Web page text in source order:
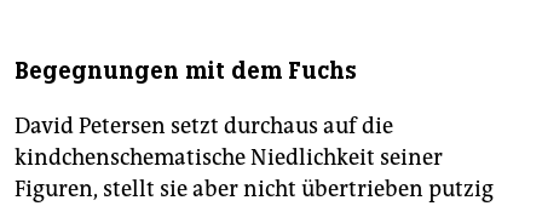
Begegnungen mit dem Fuchs
David Petersen setzt durchaus auf die
kindchenschematische Niedlichkeit seiner
Figuren, stellt sie aber nicht übertrieben putzig